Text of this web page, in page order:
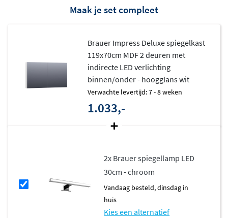
Dubbelzijdige spiegeldeuren bieden optimaal
Voorzien van een glazen legplank, geïntegreerd
stopcontact en schakelaar
Uit te breiden met extra opbouwverlichting indien
gewenst
Materialen en kleuren afgestemd op
verkrijgbaar in een breed scala aan kleuren en
materialen. Zo stel je moeiteloos een kast samen die
perfect aansluit op jouw wensen:
MDF gelakt (meervoudig gespoten) voor een strakke,
Maak je set compleet
Brauer Impress Deluxe spiegelkast
119x70cm MDF 2 deuren met
indirecte LED verlichting
binnen/onder - hoogglans wit
Verwachte levertijd: 7 - 8 weken
1.033,-
2x Brauer spiegellamp LED
30cm - chroom
vandaag besteld, dinsdag in
huis
Kies een alternatief